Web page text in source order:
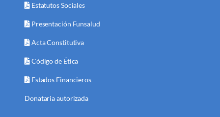
Estatutos Sociales
Presentación Funsalud
Acta Constitutiva
Código de Ética
Estados Financieros
Donataria autorizada